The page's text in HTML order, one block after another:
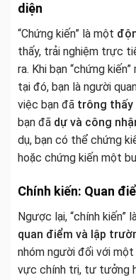
diện
“Chứng kiến” là một
thấy, trải nghiệm trực
ra. Khi bạn “chứng
tại đó, bạn là người
việc bạn đã trông thấy
bạn đã dự và công
dụ, bạn có thể chứng
hoặc chứng kiến một
Chính kiến: Quan
Ngược lại, “chính kiến”
quan điểm và lập
nhóm người đối với
vực chính trị, tư tưởng